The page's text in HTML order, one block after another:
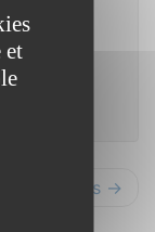
à 12h00
Suivants →
et